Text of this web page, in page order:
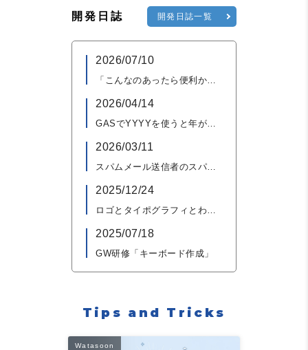
開発日誌 開発日誌一覧
2026/07/10
2026/04/14
2026/03/11
2025/12/24
2025/07/18
GW研修「キーボード作成」
Tips and Tricks
Watasoon